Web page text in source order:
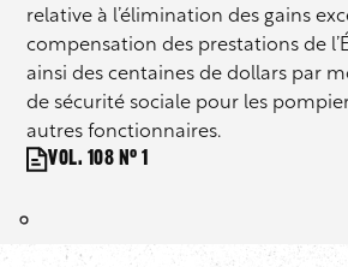
relative à l’élimination des gains
compensation des prestations de
ainsi des centaines de dollars par
de sécurité sociale pour les
autres fonctionnaires.
Vol. 108 N° 1